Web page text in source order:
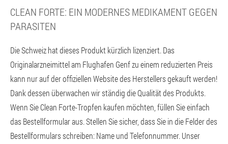
CLEAN FORTE: EIN MODERNES MEDIKAMENT GEGEN
PARASITEN
Die Schweiz hat dieses Produkt kürzlich lizenziert. Das
Originalarzneimittel am Flughafen Genf zu einem reduzierten Preis
kann nur auf der offiziellen Website des Herstellers gekauft werden!
Dank dessen überwachen wir ständig die Qualität des Produkts.
Wenn Sie Clean Forte-Tropfen kaufen möchten, füllen Sie einfach
das Bestellformular aus. Stellen Sie sicher, dass Sie in die Felder des
Bestellformulars schreiben: Name und Telefonnummer. Unser